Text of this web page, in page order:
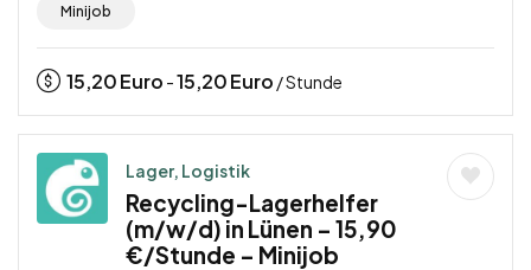
Minijob
15,20Euro -15,20Euro / Stunde
Lager, Logistik
Recycling-Lagerhelfer
(m/w/d) in Lünen – 15,90
€/Stunde – Minijob